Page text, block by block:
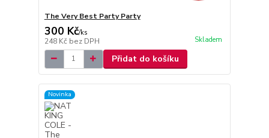
The Very Best Party Party
300 Kč/ks
248 Kč bez DPH Skladem
Přidat do košíku
Novinka